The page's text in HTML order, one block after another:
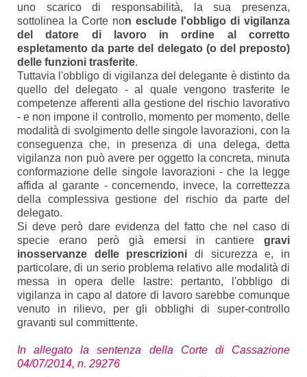
uno scarico di responsabilità, la sua presenza,
sottolinea la Corte non esclude l'obbligo di vigilanza
del datore di lavoro in ordine al corretto
espletamento da parte del delegato (o del preposto)
delle funzioni trasferite.
Tuttavia l'obbligo di vigilanza del delegante è distinto da
quello del delegato - al quale vengono trasferite le
competenze afferenti alla gestione del rischio lavorativo
- e non impone il controllo, momento per momento, delle
modalità di svolgimento delle singole lavorazioni, con la
conseguenza che, in presenza di una delega, detta
vigilanza non può avere per oggetto la concreta, minuta
conformazione delle singole lavorazioni - che la legge
affida al garante - concernendo, invece, la correttezza
della complessiva gestione del rischio da parte del
delegato.
Si deve però dare evidenza del fatto che nel caso di
specie erano però già emersi in cantiere gravi
inosservanze delle prescrizioni di sicurezza e, in
particolare, di un serio problema relativo alle modalità di
messa in opera delle lastre: pertanto, l'obbligo di
vigilanza in capo al datore di lavoro sarebbe comunque
venuto in rilievo, per gli obblighi di super-controllo
gravanti sul committente.
In allegato la sentenza della Corte di Cassazione
04/07/2014, n. 29276